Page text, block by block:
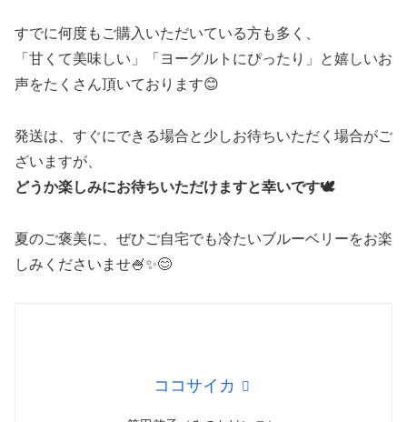
すでに何度もご購入いただいている方も多く、
「甘くて美味しい」「ヨーグルトにぴったり」と嬉しいお
声をたくさん頂いております😊
発送は、すぐにできる場合と少しお待ちいただく場合がご
ざいますが、
どうか楽しみにお待ちいただけますと幸いです🕊️
夏のご褒美に、ぜひご自宅でも冷たいブルーベリーをお楽
しみくださいませ🍧✨😊
ココサイカ